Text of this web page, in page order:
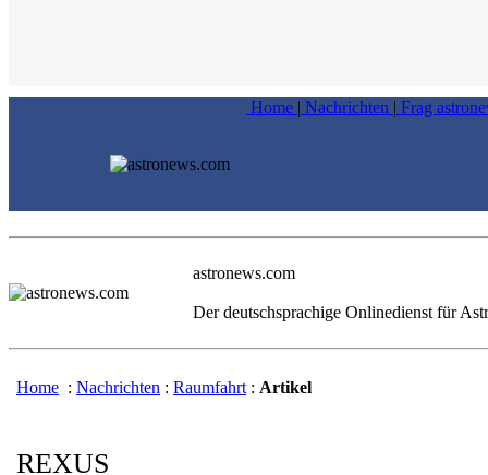
Home | Nachrichten | Frag
astronews.com
Der deutschsprachige Onlinedienst für
Home : Nachrichten : Raumfahrt : Artikel
REXUS